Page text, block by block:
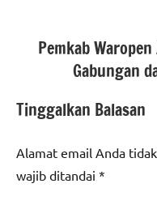
Pemkab
Gabungan
Tinggalkan Balasan
Alamat email Anda
wajib ditandai *